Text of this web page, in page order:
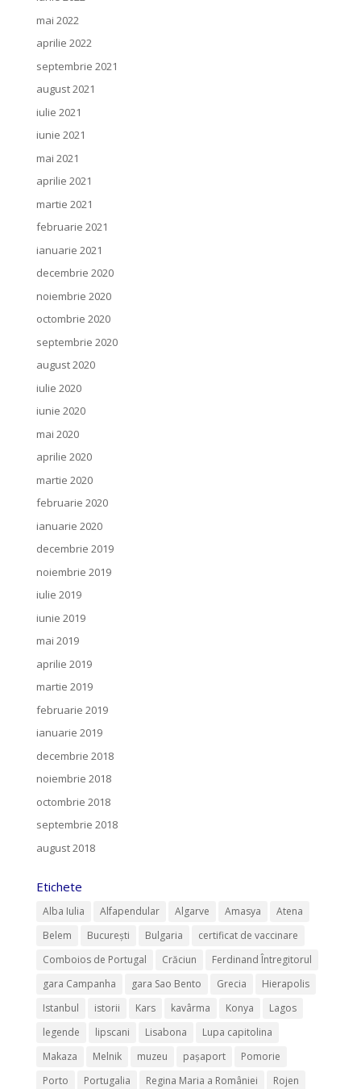
mai 2022
aprilie 2022
septembrie 2021
august 2021
iulie 2021
iunie 2021
mai 2021
aprilie 2021
martie 2021
februarie 2021
ianuarie 2021
decembrie 2020
noiembrie 2020
octombrie 2020
septembrie 2020
august 2020
iulie 2020
iunie 2020
mai 2020
aprilie 2020
martie 2020
februarie 2020
ianuarie 2020
decembrie 2019
noiembrie 2019
iulie 2019
iunie 2019
mai 2019
aprilie 2019
martie 2019
februarie 2019
ianuarie 2019
decembrie 2018
noiembrie 2018
octombrie 2018
septembrie 2018
august 2018
Etichete
Alba Iulia Alfapendular Algarve Amasya
Atena
Belem
București Bulgaria
certificat de vaccinare
Comboios de Portugal
Crăciun
Ferdinand Întregitorul
gara Campanha
gara Sao Bento Grecia
Hierapolis
Istanbul
istorii Kars kavârma Konya
Lagos
legende
lipscani Lisabona
Lupa capitolina
Makaza
Melnik muzeu pașaport
Pomorie
Porto
Portugalia Regina Maria a României
Rojen